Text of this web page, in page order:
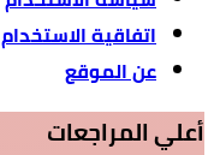
اتفاقية الاستخدام
عن الموقع
أعلي المراجعات